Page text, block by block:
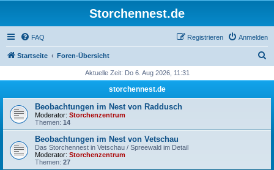
Storchennest.de
FAQ Anmelden
Registrieren
Startseite Foren-Übersicht
h
Aktuelle Zeit: Do 6. Aug 2026, 11:31
storchennest.de
Beobachtungen im Nest von Raddusch
Moderator: Storchenzentrum
Themen: 14
Beobachtungen im Nest von Vetschau
Das Storchennest in Vetschau / Spreewald im Detail
Moderator: Storchenzentrum
Themen: 27